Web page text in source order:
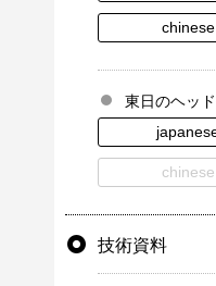
chinese
東日のヘッ
chinese
技術資料